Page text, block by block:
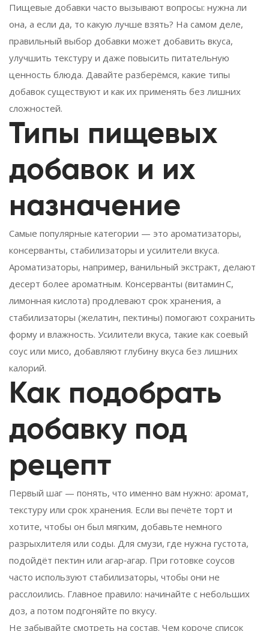
Пищевые добавки часто вызывают вопросы: нужна ли
она, а если да, то какую лучше взять? На самом деле,
правильный выбор добавки может добавить вкуса,
улучшить текстуру и даже повысить питательную
ценность блюда. Давайте разберёмся, какие типы
добавок существуют и как их применять без лишних
сложностей.
Типы пищевых
добавок и их
назначение
Самые популярные категории — это ароматизаторы,
консерванты, стабилизаторы и усилители вкуса.
Ароматизаторы, например, ванильный экстракт, делают
десерт более ароматным. Консерванты (витамин C,
лимонная кислота) продлевают срок хранения, а
стабилизаторы (желатин, пектины) помогают сохранить
форму и влажность. Усилители вкуса, такие как соевый
соус или мисо, добавляют глубину вкуса без лишних
калорий.
Как подобрать
добавку под
рецепт
Первый шаг — понять, что именно вам нужно: аромат,
текстуру или срок хранения. Если вы печёте торт и
хотите, чтобы он был мягким, добавьте немного
разрыхлителя или соды. Для смузи, где нужна густота,
подойдёт пектин или агар‑агар. При готовке соусов
часто используют стабилизаторы, чтобы они не
расслоились. Главное правило: начинайте с небольших
доз, а потом подгоняйте по вкусу.
Не забывайте смотреть на состав. Чем короче список